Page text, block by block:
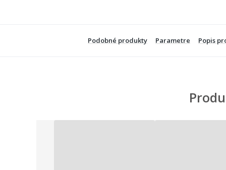
Podobné produkty Parametre Popis